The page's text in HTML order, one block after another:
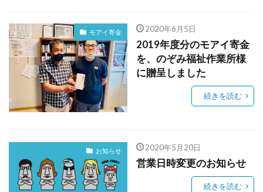
モアイ寄金 2020年6月5日
2019年度分のモアイ寄金
を、のぞみ福祉作業所様
に贈呈しました
続きを読む
お知らせ 2020年5月20日
営業日時変更のお知らせ
続きを読む